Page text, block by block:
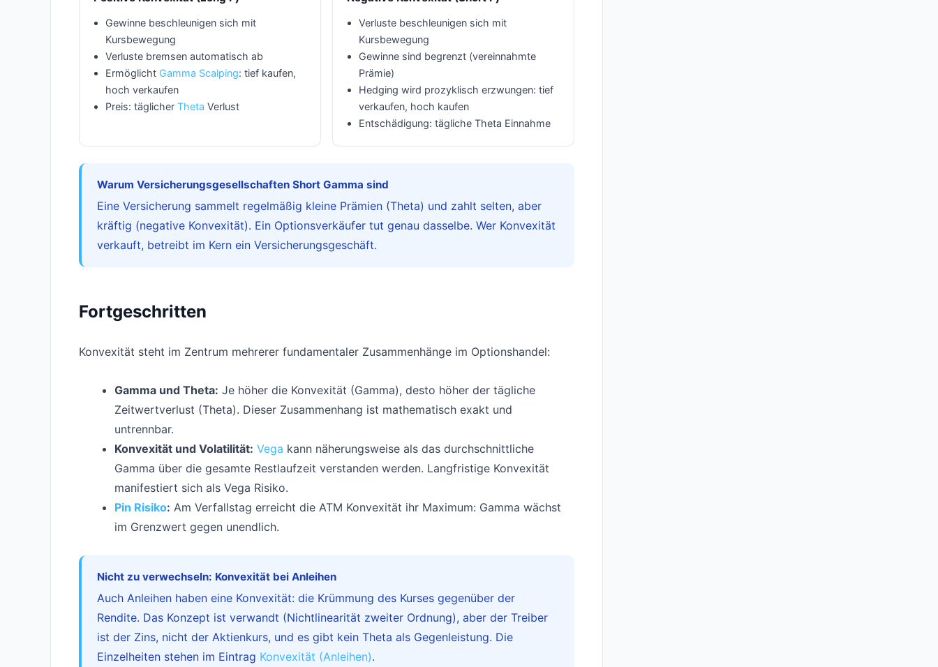
Gewinne beschleunigen sich mit
Kursbewegung
Verluste bremsen automatisch ab
Ermöglicht Gamma Scalping: tief kaufen,
hoch verkaufen
Preis: täglicherTheta Verlust
Verluste beschleunigen sich mit
Kursbewegung
Gewinne sind begrenzt (vereinnahmte
Prämie)
Hedging wird prozyklisch erzwungen: tief
verkaufen, hoch kaufen
Entschädigung: tägliche Theta Einnahme
Warum Versicherungsgesellschaften Short Gamma sind
Eine Versicherung sammelt regelmäßig kleine Prämien (Theta) und zahlt selten, aber
kräftig (negative Konvexität). Ein Optionsverkäufer tut genau dasselbe. Wer Konvexität
verkauft, betreibt im Kern ein Versicherungsgeschäft.
Fortgeschritten
Konvexität steht im Zentrum mehrerer fundamentaler Zusammenhänge im Optionshandel:
Gamma und Theta: Je höher die Konvexität (Gamma), desto höher der tägliche
Zeitwertverlust (Theta). Dieser Zusammenhang ist mathematisch exakt und
untrennbar.
Konvexität und Volatilität: Vega kann näherungsweise als das durchschnittliche
Gamma über die gesamte Restlaufzeit verstanden werden. Langfristige Konvexität
manifestiert sich als Vega Risiko.
Pin Risiko: Am Verfallstag erreicht die ATM Konvexität ihr Maximum: Gamma wächst
im Grenzwert gegen unendlich.
Nicht zu verwechseln: Konvexität bei Anleihen
Auch Anleihen haben eine Konvexität: die Krümmung des Kurses gegenüber der
Rendite. Das Konzept ist verwandt (Nichtlinearität zweiter Ordnung), aber der Treiber
ist der Zins, nicht der Aktienkurs, und es gibt kein Theta als Gegenleistung. Die
Einzelheiten stehen im Eintrag Konvexität (Anleihen).